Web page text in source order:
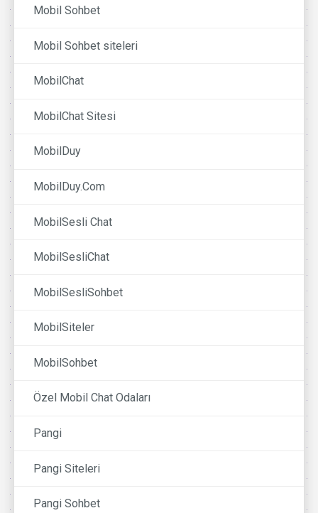
Mobil Sohbet
Mobil Sohbet siteleri
MobilChat
MobilChat Sitesi
MobilDuy
MobilDuy.Com
MobilSesli Chat
MobilSesliChat
MobilSesliSohbet
MobilSiteler
MobilSohbet
Özel Mobil Chat Odaları
Pangi
Pangi Siteleri
Pangi Sohbet